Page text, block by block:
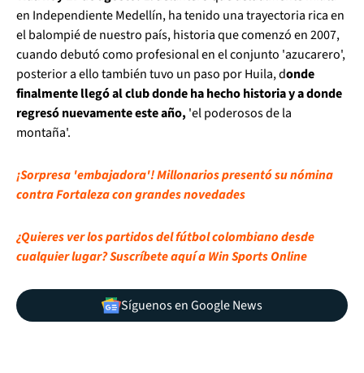
en Independiente Medellín, ha tenido una trayectoria rica en
el balompié de nuestro país, historia que comenzó en 2007,
cuando debutó como profesional en el conjunto 'azucarero',
posterior a ello también tuvo un paso por Huila, donde
finalmente llegó al club donde ha hecho historia y a donde
regresó nuevamente este año, 'el poderosos de la
montaña'.
¡Sorpresa 'embajadora'! Millonarios presentó su nómina
contra Fortaleza con grandes novedades
¿Quieres ver los partidos del fútbol colombiano desde
cualquier lugar? Suscríbete aquí a Win Sports Online
Síguenos en Google News